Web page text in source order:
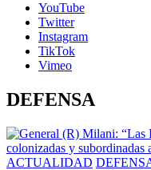
YouTube
Twitter
Instagram
TikTok
Vimeo
DEFENSA
ACTUALIDAD